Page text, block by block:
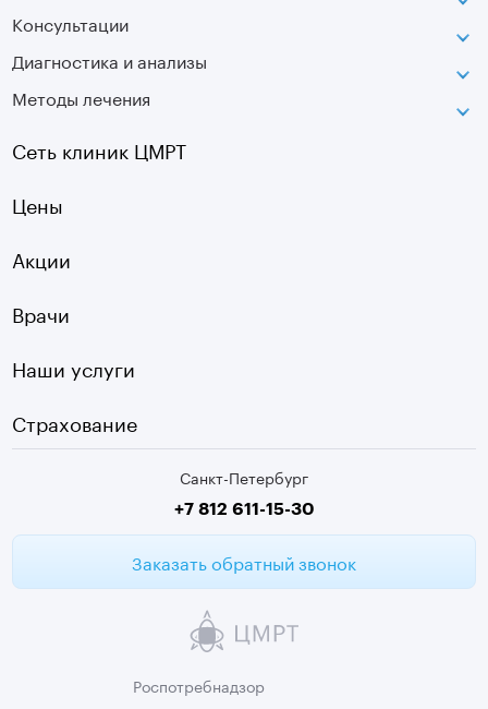
Петроградская
Лаборатория движения
Московская
Озерки
Садовая
Старая Деревня
Девяткино
г. Колпино
Консультации
Диагностика и анализы
МРТ
Оптическая топография
УЗДГ
Чек-ап
ЭКГ
Медицинские анализы
Методы лечения
Санкт-Петербург
+7 812 611-15-30
Заказать обратный звонок
Сеть клиник ЦМРТ
Цены
Акции
Врачи
Наши услуги
Страхование
Роспотребнадзор